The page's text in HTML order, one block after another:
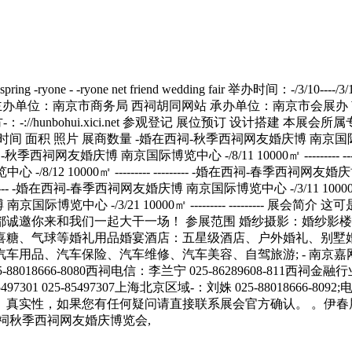
展会所属专题：婚庆展会(0)婚纱展会(0)婚纱摄影展会(0)摄影器材展会(0)婚庆酒店展会(0)婚庆用品展会(0) 历届展会对比 展会名称 场馆 时间 面积 照片 展商数量 -婚在西祠-秋季西祠网友婚庆博 南京国际博览中心 -/8/10 10000㎡ --------- --------- -婚在西祠-春季西祠网友婚庆博 南京国际博览中心 -/3/16 1-㎡ --------- --------- -婚在西祠-秋季西祠网友婚庆博 南京国际博览中心 -/8/11 10000㎡ --------- --------- -婚在西祠-春季西祠网友婚庆博 南京国际博览中心 -/3/10 1-㎡
秋季西祠网友婚庆博览会,